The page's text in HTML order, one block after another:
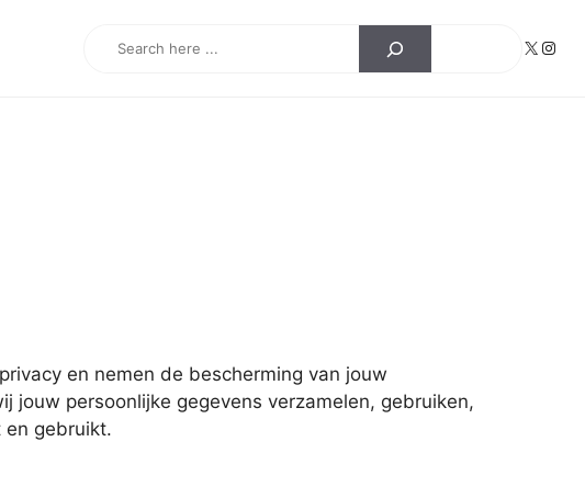
X
en nemen de bescherming van jouw
jouw persoonlijke gegevens verzamelen, gebruiken,
en gebruikt.